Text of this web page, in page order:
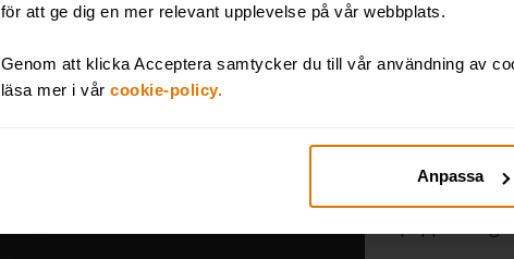
för att ge dig en mer relevant upplevelse på vår webbplats.
Genom att klicka Acceptera samtycker du till vår användning av
läsa mer i vår cookie-policy.
Anpassa